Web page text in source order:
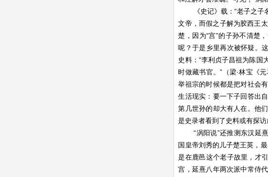
《史记》载：“老子之子
文帝，而假之子解为胶西王
楚，因为“宫”的子孙不清楚
呢？于是乡里再次被怀疑。
史料：“李利贞子昌祖为陈国
时做藏书官。”（梁·林宝《
举祖宗的时候都是把对社会
生活现实：要一下子回答出
第几世孙的却大有人在。他
是史录者看到了史料或有探访
“涡阳说”还推测东汉延
国皇帝刘秀的儿子楚王英，
是在鹿邑这个老子故里，才
宫，延熹八年两次派中常侍